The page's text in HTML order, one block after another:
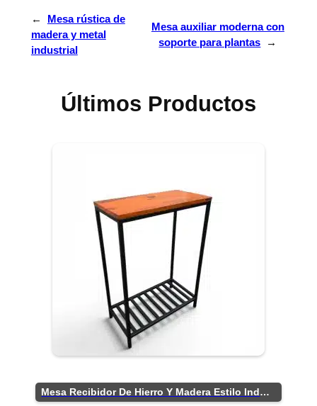
←
Mesa rústica de
madera y metal
industrial
Mesa auxiliar moderna con
soporte para plantas
→
Últimos Productos
Mesa Recibidor De Hierro Y Madera Estilo Industrial